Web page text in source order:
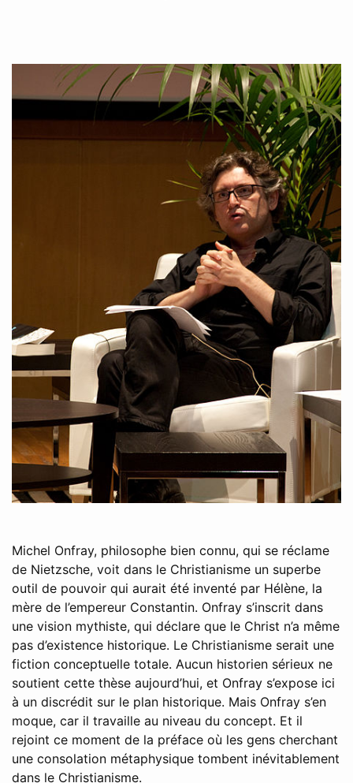
Michel Onfray, philosophe bien connu, qui se réclame
de Nietzsche, voit dans le Christianisme un superbe
outil de pouvoir qui aurait été inventé par Hélène, la
mère de l’empereur Constantin. Onfray s’inscrit dans
une vision mythiste, qui déclare que le Christ n’a même
pas d’existence historique. Le Christianisme serait une
fiction conceptuelle totale. Aucun historien sérieux ne
soutient cette thèse aujourd’hui, et Onfray s’expose ici
à un discrédit sur le plan historique. Mais Onfray s’en
moque, car il travaille au niveau du concept. Et il
rejoint ce moment de la préface où les gens cherchant
une consolation métaphysique tombent inévitablement
dans le Christianisme.